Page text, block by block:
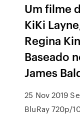
Um filme
KiKi
Regina
Baseado
James
25 Nov 2019
BluRay 720p/